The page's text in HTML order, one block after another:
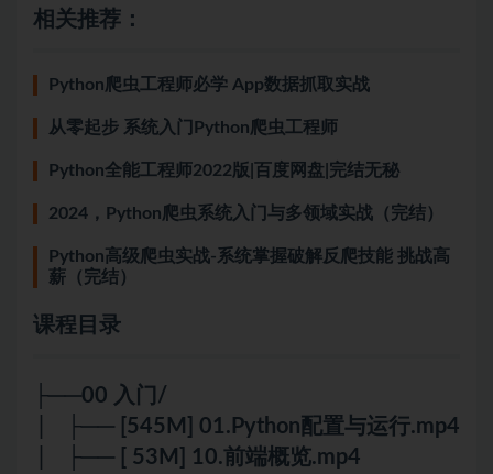
相关推荐：
Python爬虫工程师必学 App数据抓取实战
从零起步 系统入门Python爬虫工程师
Python全能工程师2022版|百度网盘|完结无秘
2024，Python爬虫系统入门与多领域实战（完结）
Python高级爬虫实战-系统掌握破解反爬技能 挑战高
薪（完结）
课程目录
├──00 入门/
│ ├── [545M] 01.Python配置与运行.mp4
│ ├── [ 53M] 10.前端概览.mp4